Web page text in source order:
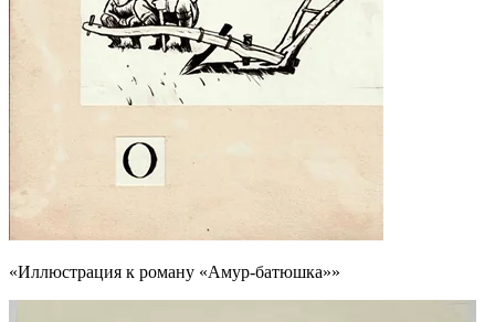
«Иллюстрация к роману «Амур-батюшка»»